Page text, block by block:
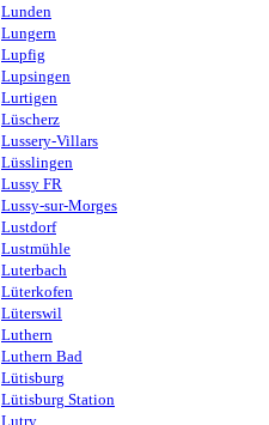
Lunden
Lungern
Lupfig
Lupsingen
Lurtigen
Lüscherz
Lussery-Villars
Lüsslingen
Lussy FR
Lussy-sur-Morges
Lustdorf
Lustmühle
Luterbach
Lüterkofen
Lüterswil
Luthern
Luthern Bad
Lütisburg
Lütisburg Station
Lutry